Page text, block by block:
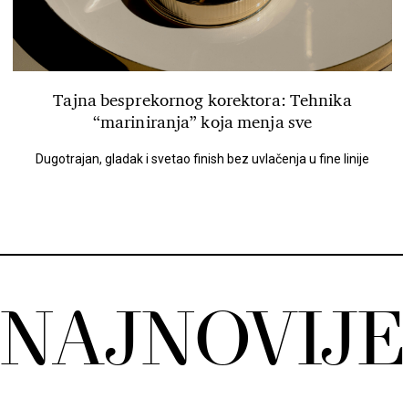
Tajna besprekornog korektora: Tehnika
“mariniranja” koja menja sve
Dugotrajan, gladak i svetao finish bez uvlačenja u fine linije
NAJNOVIJE